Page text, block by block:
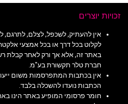
זכויות יוצרים
אין להעתיק, לשכפל, לצלם, לתרגם,
לקלוט בכל דרך או בכל אמצעי
באתר זה, אלא אך ורק לאחר קבלת
חברת טלר תקשורת בע"מ.
אין בכתבות המתפרסמות משום
הכתבות נועדו להשכלה בלבד.
חומר פרסומי המופיע באתר הינו